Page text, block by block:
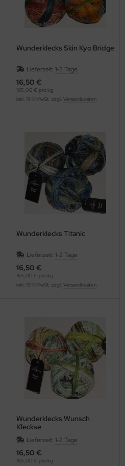
Wunderklecks Skin Kyo Bridge
Lieferzeit: 1-2 Tage
16,50 €
165,00 € pro kg
inkl. 19 % MwSt. zzgl. Versandkosten
Wunderklecks Titanic
Lieferzeit: 1-2 Tage
16,50 €
165,00 € pro kg
inkl. 19 % MwSt. zzgl. Versandkosten
Wunderklecks Wunsch
Kleckse
Lieferzeit: 1-2 Tage
16,50 €
165,00 € pro kg